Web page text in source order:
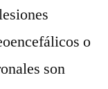
o
son